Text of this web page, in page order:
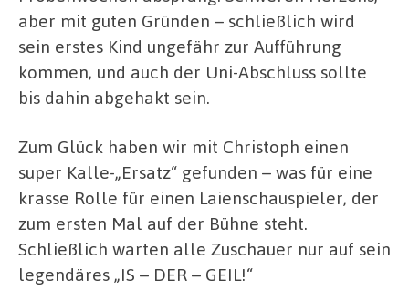
aber mit guten Gründen – schließlich wird
sein erstes Kind ungefähr zur Aufführung
kommen, und auch der Uni-Abschluss sollte
bis dahin abgehakt sein.
Zum Glück haben wir mit Christoph einen
super Kalle-„Ersatz“ gefunden – was für eine
krasse Rolle für einen Laienschauspieler, der
zum ersten Mal auf der Bühne steht.
Schließlich warten alle Zuschauer nur auf sein
legendäres „IS – DER – GEIL!“